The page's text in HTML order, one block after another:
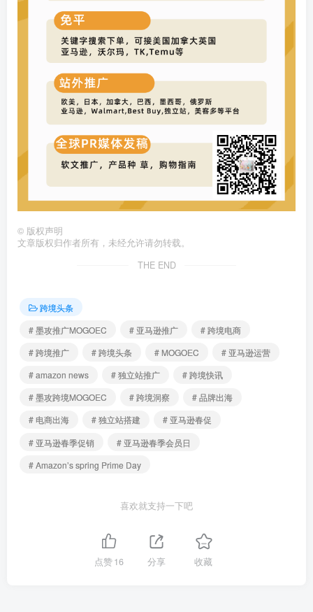
© 版权声明
文章版权归作者所有，未经允许请勿转载。
THE END
跨境头条
# 墨攻推广MOGOEC
# 亚马逊推广
# 跨境电商
# 跨境推广
# 跨境头条 # MOGOEC
# 亚马逊运营
# amazon news
# 独立站推广
# 跨境快讯
# 墨攻跨境MOGOEC
# 跨境洞察
# 品牌出海
# 电商出海
# 独立站搭建
# 亚马逊春促
# 亚马逊春季促销
# 亚马逊春季会员日
# Amazon’s spring Prime Day
喜欢就支持一下吧
点赞16 分享 收藏